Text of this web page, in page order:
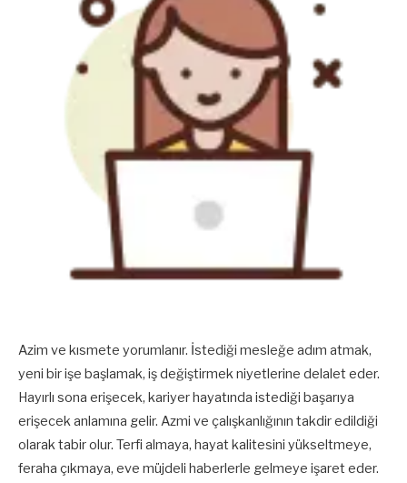
Azim ve kısmete yorumlanır. İstediği mesleğe adım atmak,
yeni bir işe başlamak, iş değiştirmek niyetlerine delalet eder.
Hayırlı sona erişecek, kariyer hayatında istediği başarıya
erişecek anlamına gelir. Azmi ve çalışkanlığının takdir edildiği
olarak tabir olur. Terfi almaya, hayat kalitesini yükseltmeye,
feraha çıkmaya, eve müjdeli haberlerle gelmeye işaret eder.